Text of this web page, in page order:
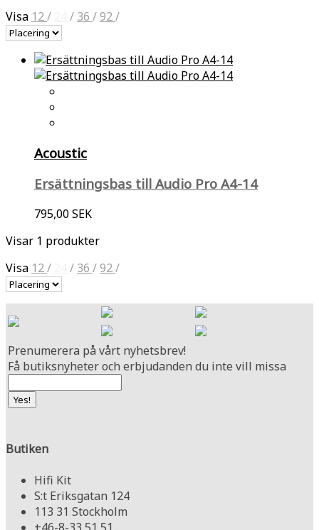
Visa 12/ / 36 /92/
Acoustic
Ersättningsbas till Audio Pro A4-14
795,00 SEK
Visar 1 produkter
Visa 12/ / 36 /92/
Prenumerera på vårt nyhetsbrev!
Få butiksnyheter och erbjudanden du inte vill missa
Butiken
Hifi Kit
S:t Eriksgatan 124
113 31 Stockholm
+46-8-33 51 51